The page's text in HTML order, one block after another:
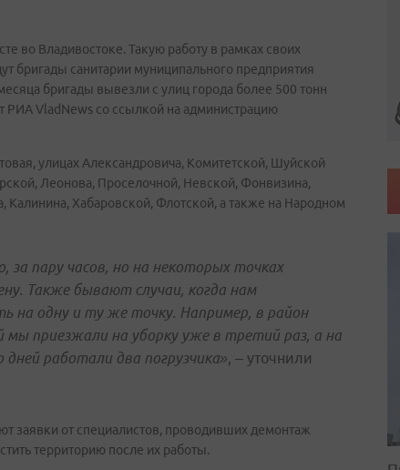
во Владивостоке. Такую работу в рамках своих
бригады санитарии муниципального предприятия
бригады вывезли с улиц города более 500 тонн
РИА VladNews со ссылкой на администрацию
улицах Александровича, Комитетской, Шуйской
Леонова, Проселочной, Невской, Фонвизина,
Хабаровской, Флотской, а также на Народном
пару часов, но на некоторых точках
Также бывают случаи, когда нам
на одну и ту же точку. Например, в район
мы приезжали на уборку уже в третий раз, а на
работали два погрузчика», – уточнили
заявки от специалистов, проводивших демонтаж
территорию после их работы.